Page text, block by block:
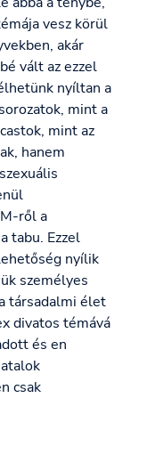
vesz körül
akár
vált az ezzel
nyíltan a
mint a
mint az
hanem
ről a
tabu. Ezzel
nyílik
személyes
társadalmi élet
divatos témává
és en
csak